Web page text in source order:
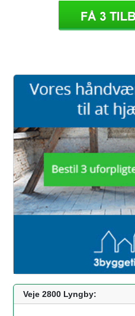
Veje 2800 Lyngby: